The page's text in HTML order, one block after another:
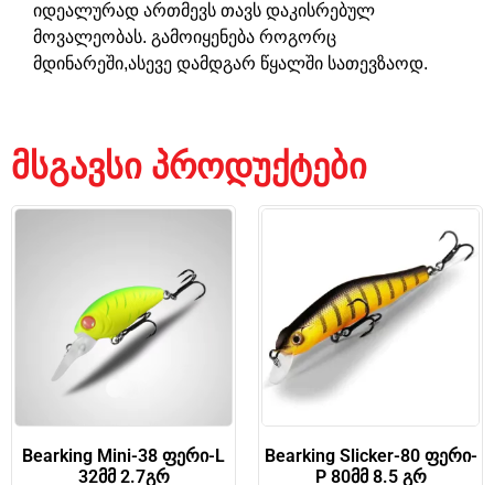
იდეალურად ართმევს თავს დაკისრებულ
მოვალეობას. გამოიყენება როგორც
მდინარეში,ასევე დამდგარ წყალში სათევზაოდ.
მსგავსი პროდუქტები
Bearking Mini-38 ფერი-L
32მმ 2.7გრ
Bearking Slicker-80 ფერი-
P 80მმ 8.5 გრ